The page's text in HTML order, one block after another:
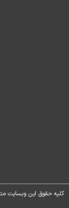
این وبسایت متعلق